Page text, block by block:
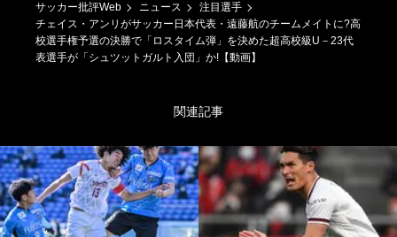
サッカー批評Web ニュース
注目選手
チェイス・アンリがサッカー日本代表・遠藤航のチームメイトに?高
校選手権予選の決勝で「ロスタイム弾」を決めた超高校級U－23代
表選手が「シュツットガルト入団」か!【動画】
関連記事